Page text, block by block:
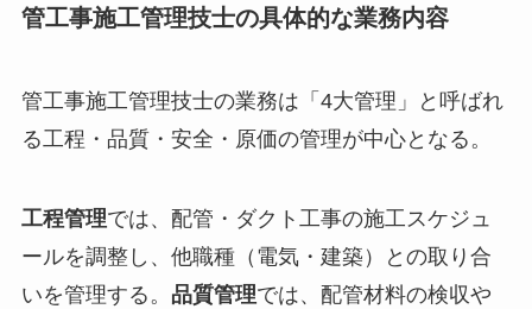
管工事施工管理技士の具体的な業務内容
管工事施工管理技士の業務は「4大管理」と呼ばれ
る工程・品質・安全・原価の管理が中心となる。
工程管理では、配管・ダクト工事の施工スケジュ
ールを調整し、他職種（電気・建築）との取り合
いを管理する。 品質管理では、配管材料の検収や